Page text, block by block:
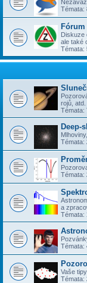
Témata:
Diskuze
ale také
Témata:
rojů, atd.
Témata:
Deep-
Témata:
Témata:
a
Témata:
Témata:
Vaše
Témata: